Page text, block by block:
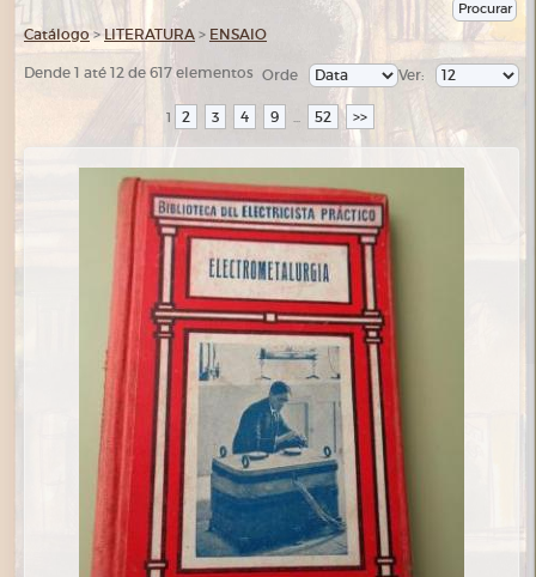
Catálogo >LITERATURA > ENSAIO
Dende 1 até 12 de 617 elementos Ver:
Orde
1 2 3 4 9 ... 52 >>